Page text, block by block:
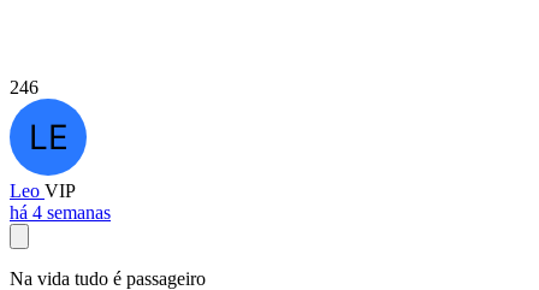
246
Leo VIP
há 4 semanas
Na vida tudo é passageiro